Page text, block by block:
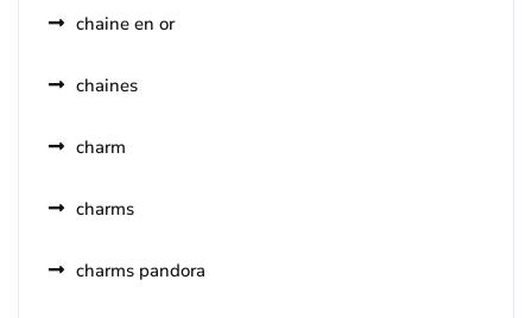
chaine en or
chaines
charm
charms
charms pandora